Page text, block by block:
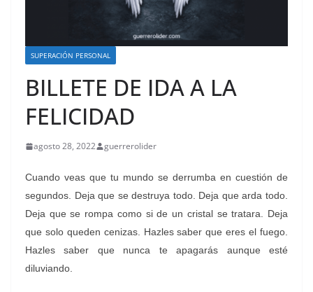
SUPERACIÓN PERSONAL
BILLETE DE IDA A LA
FELICIDAD
agosto 28, 2022 guerrerolider
Cuando veas que tu mundo se derrumba en cuestión de
segundos. Deja que se destruya todo. Deja que arda todo.
Deja que se rompa como si de un cristal se tratara. Deja
que solo queden cenizas. Hazles saber que eres el fuego.
Hazles saber que nunca te apagarás aunque esté
diluviando.